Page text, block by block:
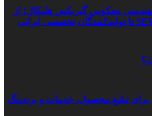
معکوس گیربکس هلیکال؛ از
تبلیغ محصول، خدمات و برندینگ